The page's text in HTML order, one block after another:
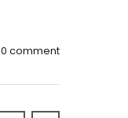
0 comment